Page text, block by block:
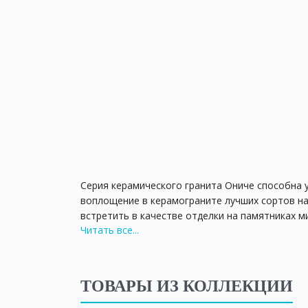
Серия керамического гранита Ониче
воплощение в керамограните лучших сортов
встретить в качестве отделки на памятниках
разноцветные слои прекрасно сочетаются с
самый взыскательный вкус. На выбор
Поверхность плит полуполированная, с
Читать все...
ТОВАРЫ ИЗ КОЛЛЕКЦИИ